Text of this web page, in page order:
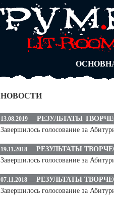
АВТОРЫ
БЛОГИ
АБИТУРА
НОВОСТИ
13.08.2019
РЕЗУЛЬТАТЫ
Завершилось голосование за
19.11.2018
РЕЗУЛЬТАТЫ
Завершилось голосование за
07.11.2018
РЕЗУЛЬТАТЫ
Завершилось голосование за